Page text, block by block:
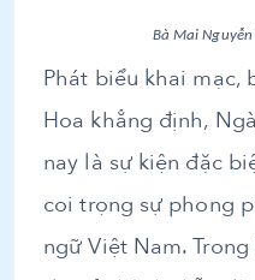
Bà Mai
Phát biểu khai mạc,
Hoa khẳng định,
nay là sự kiện đặc
coi trọng sự phong
ngữ Việt Nam.